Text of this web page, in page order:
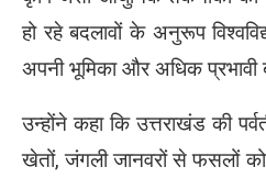
हो रहे बदलावों के अनुरूप
अपनी भूमिका और अधिक प्रभावी
उन्होंने कहा कि उत्तराखंड की
खेतों, जंगली जानवरों से फसलों